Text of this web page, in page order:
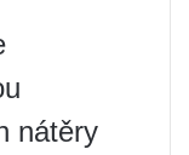
nátěry